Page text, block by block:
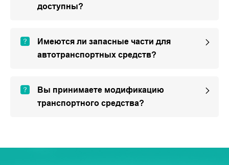
доступны?
Имеются ли запасные части для
автотранспортных средств?
Вы принимаете модификацию
транспортного средства?